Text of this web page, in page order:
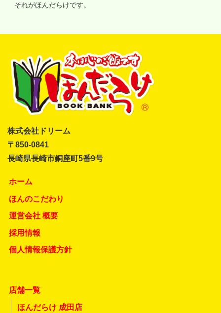
それがほんだらけです。
株式会社ドリーム
〒850-0841
長崎県長崎市銅座町5番9号
ホーム
ほんのこだわり
運営会社 概要
採用情報
個人情報保護方針
店舗一覧
ほんだらけ 成田店